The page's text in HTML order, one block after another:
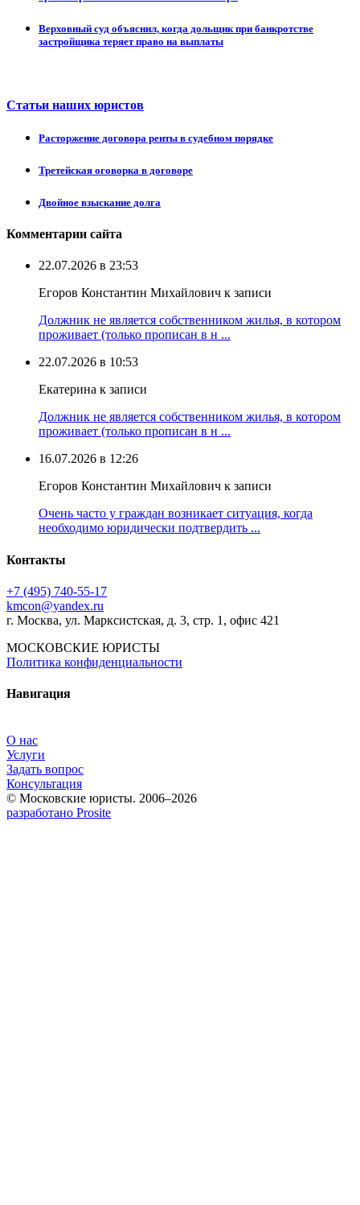
Верховный суд объяснил, когда дольщик при банкротстве
застройщика теряет право на выплаты
Статьи наших юристов
Расторжение договора ренты в судебном порядке
Третейская оговорка в договоре
Двойное взыскание долга
Комментарии сайта
22.07.2026 в 23:53
Егоров Константин Михайлович к записи
Должник не является собственником жилья, в котором
проживает (только прописан в н ...
22.07.2026 в 10:53
Екатерина к записи
Должник не является собственником жилья, в котором
проживает (только прописан в н ...
16.07.2026 в 12:26
Егоров Константин Михайлович к записи
Очень часто у граждан возникает ситуация, когда
необходимо юридически подтвердить ...
Контакты
+7 (495) 740‑55‑17
kmcon@yandex.ru
г. Москва, ул. Марксистская, д. 3, стр. 1, офис 421
МОСКОВСКИЕ ЮРИСТЫ
Политика конфиденциальности
Навигация
О нас
Услуги
Задать вопрос
Консультация
© Московские юристы. 2006–2026
разработано Prosite